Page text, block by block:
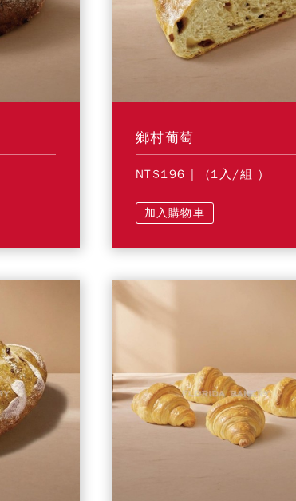
鄉村葡萄
NT$196 | (1入/組 )
加入購物車